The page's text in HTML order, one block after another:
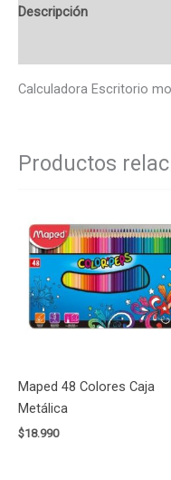
Descripción
Calculadora Escritorio
Productos
Maped 48 Colores Caja
Metálica
$18.990